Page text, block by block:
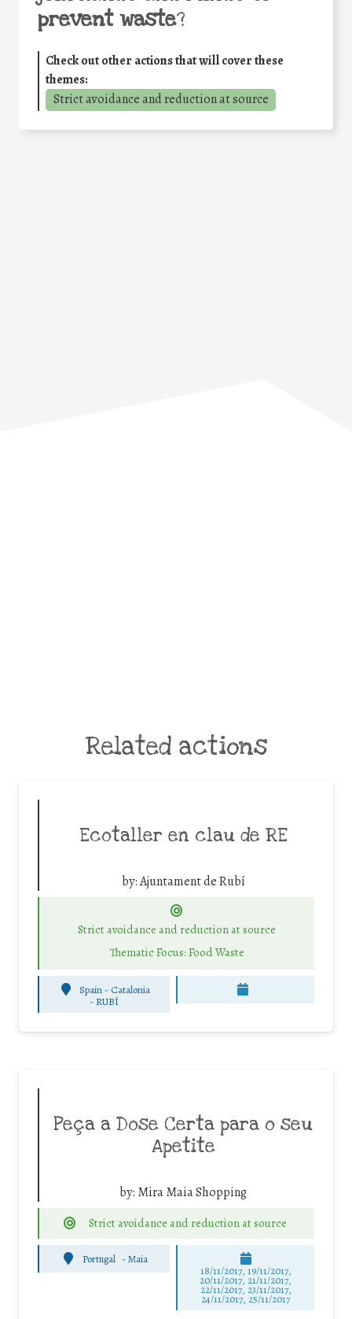
prevent waste?
Check out other actions that will cover these
themes:
Strict avoidance and reduction at source
Related actions
Ecotaller en clau de RE
by:Ajuntament de Rubí
Strict avoidance and reduction at source
Thematic Focus: Food Waste
Spain - Catalonia
- RUBÍ
Peça a Dose Certa para o seu
Apetite
by: Mira Maia Shopping
Strict avoidance and reduction at source
Portugal - Maia
18/11/2017, 19/11/2017,
20/11/2017, 21/11/2017,
22/11/2017, 23/11/2017,
24/11/2017, 25/11/2017